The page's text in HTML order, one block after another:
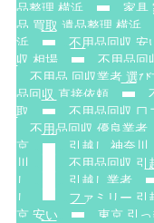
品整理 横浜
家具
品 買取 遺品整理 横浜
浜
不用品回収 安
収 相場
不用品回
不用品 回収業者 選び
品回収 直接依頼
取
不用品回収 口
不用品回収 優良業者
京
引越し 神奈川
川
不用品回収 引
し
引越し業者
し
ファミリー 引
京 安い
東京 引